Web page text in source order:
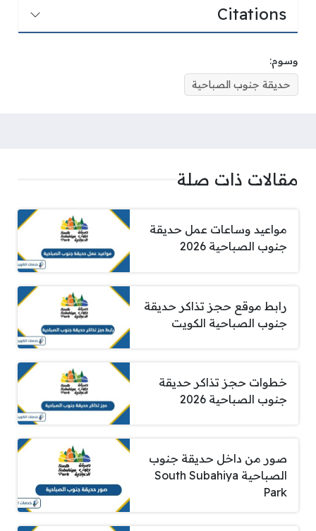
Citations
وسوم:
حديقة جنوب الصباحية
مقالات ذات صلة
مواعيد وساعات عمل حديقة
جنوب الصباحية 2026
رابط موقع حجز تذاكر حديقة
جنوب الصباحية الكويت
خطوات حجز تذاكر حديقة
جنوب الصباحية 2026
صور من داخل حديقة جنوب
الصباحية South Subahiya
Park